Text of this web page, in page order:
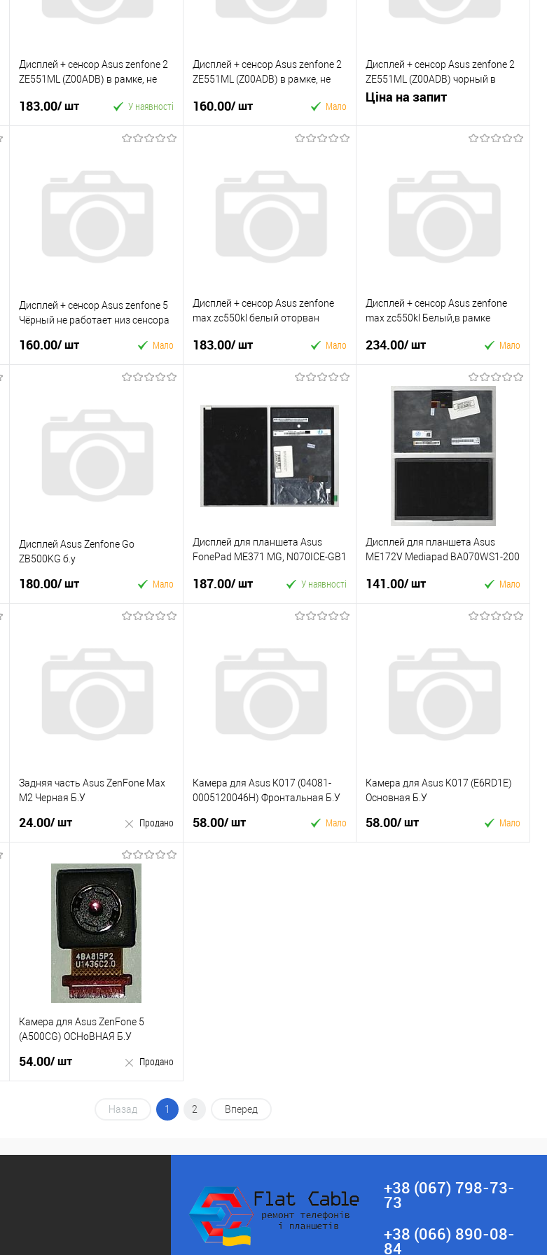
Дисплей + сенсор Asus zenfone 2
ZE551ML (Z00ADB) в рамке, не
183.00/ шт У наявності
Купити в 1 клік
У вибране
До
порівняння
Дисплей + сенсор Asus zenfone 2
ZE551ML (Z00ADB) в рамке, не
160.00/ шт Мало
Купити в 1 клік
У вибране
До
порівняння
Дисплей + сенсор Asus zenfone 2
ZE551ML (Z00ADB) чорный в
рамке, Вибита строка
Ціна на запит
Купити в 1 клік
У вибране
До
порівняння
Дисплей + сенсор Asus zenfone 5
Чёрный не работает низ сенсора
160.00/ шт Мало
Купити в 1 клік
У вибране
До
порівняння
Дисплей + сенсор Asus zenfone
max zc550kl белый оторван
183.00/ шт Мало
порівняння
Дисплей + сенсор Asus zenfone
max zc550kl Белый,в рамке
234.00/ шт Мало
У кошик
У вибране
До
порівняння
Дисплей Asus Zenfone Go
ZB500KG б.у
180.00/ шт Мало
Купити в 1 клік
У вибране
До
порівняння
Дисплей для планшета Asus
FonePad ME371 MG, N070ICE-GB1
187.00/ шт У наявності
Купити в 1 клік
У вибране
До
порівняння
Дисплей для планшета Asus
ME172V Mediapad BA070WS1-200
141.00/ шт Мало
Купити в 1 клік
У вибране
До
порівняння
Задняя часть Asus ZenFone Max
M2 Черная Б.У
24.00/ шт Продано
Продано
Купити в 1 клік
У вибране
До
порівняння
Камера для Asus K017 (04081-
0005120046H) Фронтальная Б.У
58.00/ шт Мало
Камера для Asus K017 (E6RD1E)
Основная Б.У
58.00/ шт Мало
Камера для Asus ZenFone 5
(A500CG) ОСНоВНАЯ Б.У
54.00/ шт Продано
Продано
Назад 1 2 Вперед
+38 (067) 798-73-
73
+38 (066) 890-08-
84